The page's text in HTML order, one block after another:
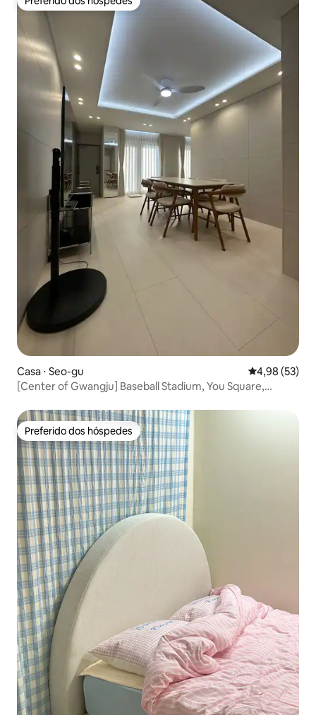
Preferido dos hóspedes
Casa ⋅ Seo-gu 4,98 de uma
4,98 (53)
[Center of Gwangju] Baseball Stadium, You Square,
Preferido dos hóspedes
Preferido dos hóspedes